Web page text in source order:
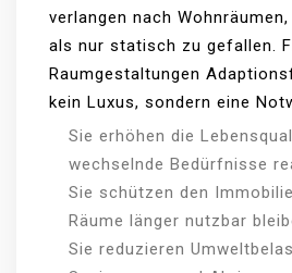
verlangen nach
als nur statisch zu gefallen.
Raumgestaltungen
kein Luxus, sondern eine
Sie erhöhen die
wechselnde Bedürfnisse
Sie schützen den
Räume länger nutzbar
Sie reduzieren